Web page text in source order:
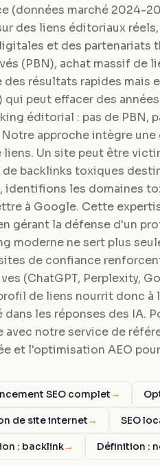
(données marché 2024-
des liens éditoriaux
et des partenariats
(PBN), achat massif de
des résultats rapides mais
qui peut effacer des
éditorial : pas de PBN,
approche intègre
liens. Un site peut être
de backlinks toxiques
identifions les domaines
à Google. Cette
gérant la défense d'un
moderne ne sert plus
de confiance
(ChatGPT, Perplexity,
de liens nourrit donc
les réponses des IA.
avec notre service de
et l'optimisation AEO
SEO complet→
de site internet→ SEO
: backlink→ Définition :